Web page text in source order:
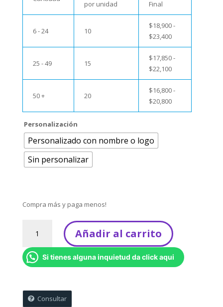
por unidad
Final
6 - 24 10
$18,900-
$23,400
25 - 49 15
$17,850-
$22,100
50 + 20
$16,800-
$20,800
Personalización
Personalizado con nombre o logo
Sin personalizar
Compra más y paga menos!
Nacimiento
escarchado
-
Kit
6
unidades
Añadir al carrito
Si tienes alguna inquietud da click aqui
Consultar